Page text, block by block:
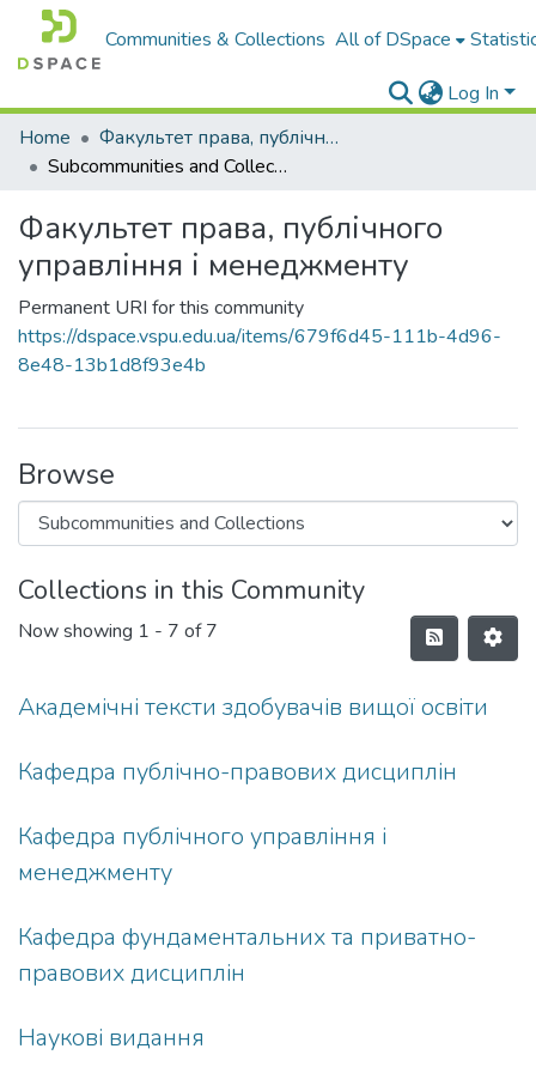
Communities & Collections All of DSpace
Log In
Home
Факультет права, публічного управління і менеджменту
Subcommunities and Collections
Факультет права, публічного
управління і менеджменту
Permanent URI for this community
https://dspace.vspu.edu.ua/items/679f6d45-111b-4d96-
8e48-13b1d8f93e4b
Browse
Collections in this Community
Now showing 1 - 7 of 7
Академічні тексти здобувачів вищої освіти
Кафедра публічно-правових дисциплін
Кафедра публічного управління і
менеджменту
Кафедра фундаментальних та приватно-
правових дисциплін
Наукові видання